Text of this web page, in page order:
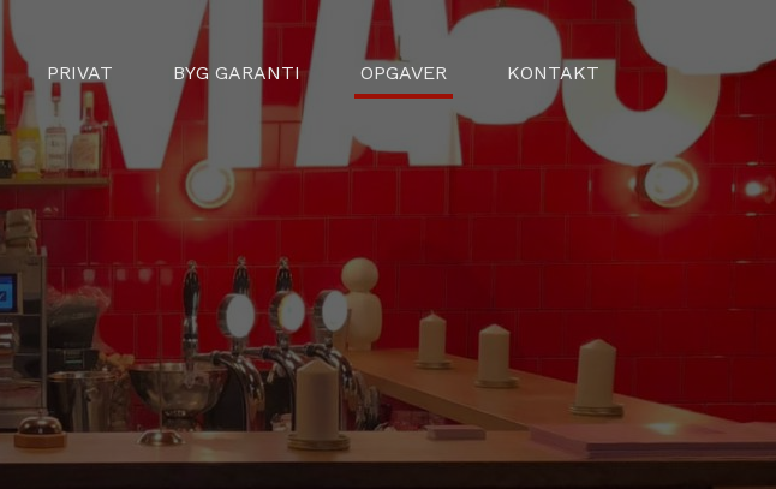
PRIVAT BYG GARANTI OPGAVER KONTAKT